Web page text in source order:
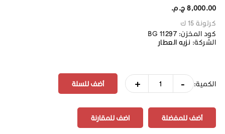
8,000.00 ج.م.‏
كرتونة 15 ك
كود المخزن: BG 11297
الشركة: نزيه العطار
الكمية: -
+
أضف للمفضلة اضف للمقارنة